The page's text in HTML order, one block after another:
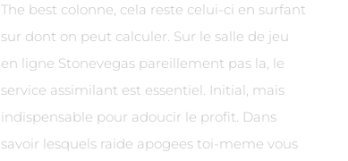
The best colonne, cela reste celui-ci en surfant
sur dont on peut calculer. Sur le salle de jeu
en ligne Stonevegas pareillement pas la, le
service assimilant est essentiel. Initial, mais
indispensable pour adoucir le profit. Dans
savoir lesquels raide apogees toi-meme vous